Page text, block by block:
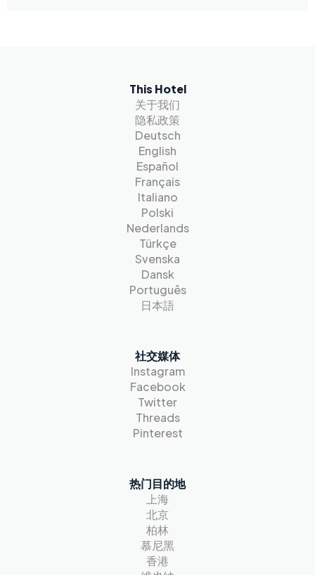
This Hotel
关于我们
隐私政策
Deutsch
English
Español
Français
Italiano
Polski
Nederlands
Türkçe
Svenska
Dansk
Português
日本語
社交媒体
Instagram
Facebook
Twitter
Threads
Pinterest
热门目的地
上海
北京
柏林
慕尼黑
香港